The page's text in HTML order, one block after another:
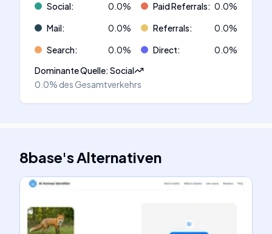
Social: 0.0% Paid Referrals: 0.0%
Mail: 0.0% Referrals: 0.0%
Search: 0.0% Direct: 0.0%
Dominante Quelle:Social
0.0% des Gesamtverkehrs
8base'sAlternativen